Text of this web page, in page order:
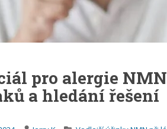
pro alergie
a hledání řešení